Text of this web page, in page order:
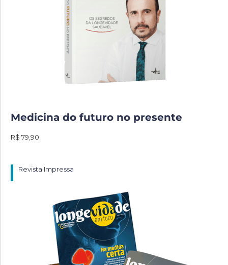
Medicina do futuro no presente
R$ 79,90
Revista Impressa